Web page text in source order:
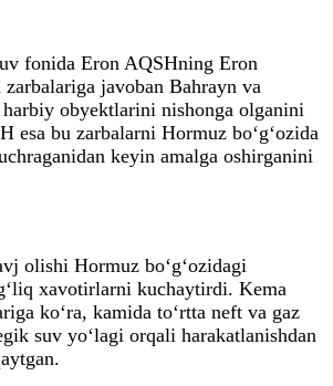
fonida Eron AQSHning Eron
javoban Bahrayn va
obyektlarini nishonga olganini
esa bu zarbalarni Hormuz bo‘g‘ozida
keyin amalga oshirganini
olishi Hormuz bo‘g‘ozidagi
xavotirlarni kuchaytirdi. Kema
ko‘ra, kamida to‘rtta neft va gaz
suv yo‘lagi orqali harakatlanishdan